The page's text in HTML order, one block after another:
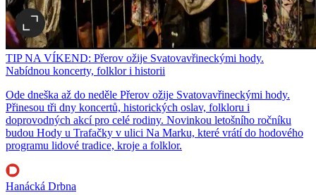
TIP NA VÍKEND: Přerov ožije Svatovavřineckými hody.
Nabídnou koncerty, folklor i historii
Ode dneška až do neděle Přerov ožije Svatovavřineckými hody.
Přinesou tři dny koncertů, historických oslav, folkloru i
doprovodných akcí pro celé rodiny. Novinkou letošního ročníku
budou Hody u Trafačky v ulici Na Marku, které vrátí do hodového
programu lidové tradice, kroje a folklor.
Hanácká Drbna